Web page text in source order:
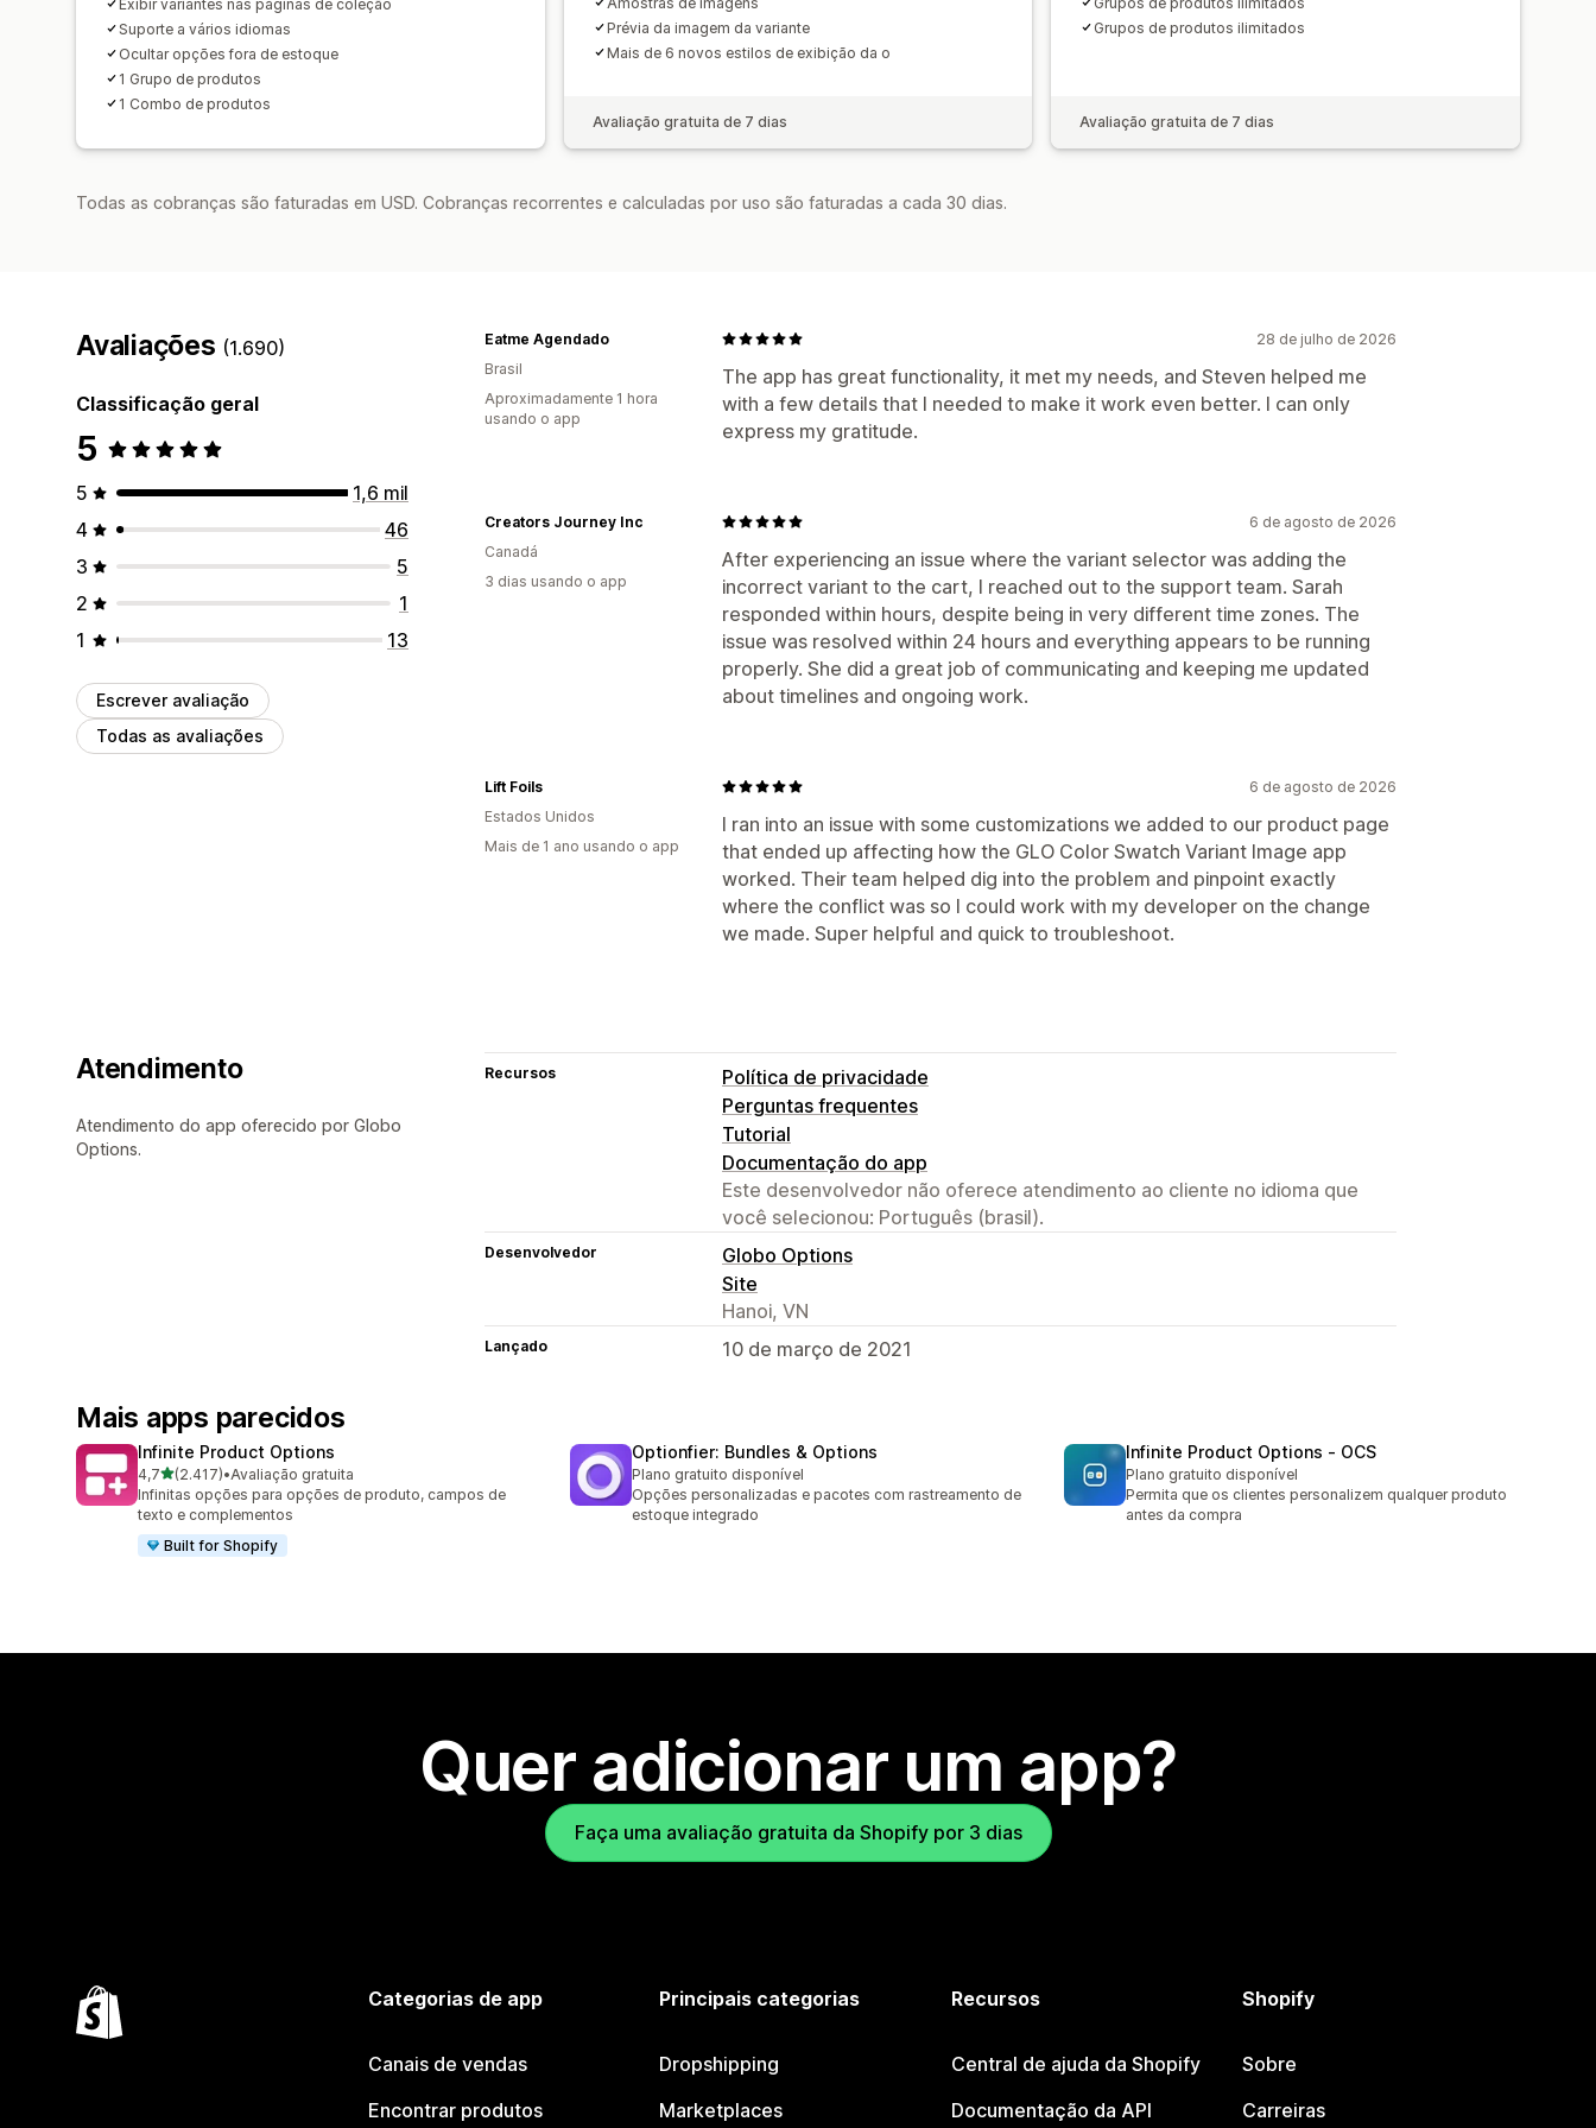
Exibir variantes nas páginas de coleção
Suporte a vários idiomas
Ocultar opções fora de estoque
1 Grupo de produtos
1 Combo de produtos
Prévia da imagem da variante
Mais de 6 novos estilos de exibição da o
Avaliação gratuita de 7 dias
Grupos de produtos ilimitados
Avaliação gratuita de 7 dias
Todas as cobranças são faturadas em USD. Cobranças recorrentes e calculadas por uso são faturadas a cada 30 dias.
Avaliações (1.690)
Classificação geral
5
5
1,6 mil
4
46
3
5
2
1
1
13
Escrever avaliação
Todas as avaliações
28 de julho de 2026
The app has great functionality, it met my needs, and Steven helped me
with a few details that I needed to make it work even better. I can only
express my gratitude.
Eatme Agendado
Brasil
Aproximadamente 1 hora
usando o app
6 de agosto de 2026
After experiencing an issue where the variant selector was adding the
incorrect variant to the cart, I reached out to the support team. Sarah
responded within hours, despite being in very different time zones. The
issue was resolved within 24 hours and everything appears to be running
properly. She did a great job of communicating and keeping me updated
about timelines and ongoing work.
Creators Journey Inc
Canadá
3 dias usando o app
6 de agosto de 2026
I ran into an issue with some customizations we added to our product page
that ended up affecting how the GLO Color Swatch Variant Image app
worked. Their team helped dig into the problem and pinpoint exactly
where the conflict was so I could work with my developer on the change
we made. Super helpful and quick to troubleshoot.
Lift Foils
Estados Unidos
Mais de 1 ano usando o app
Atendimento
Atendimento do app oferecido por Globo
Options.
Recursos
Política de privacidade
Perguntas frequentes
Tutorial
Documentação do app
Este desenvolvedor não oferece atendimento ao cliente no idioma que
você selecionou: Português (brasil).
Desenvolvedor
Globo Options
Site
Hanoi, VN
Lançado 10 de março de 2021
Mais apps parecidos
Infinite Product Options
4,7de 5 estrelas
(2.417)
2417 avaliações ao todo
•Avaliação gratuita
Infinitas opções para opções de produto, campos de
texto e complementos
Built for Shopify
Optionfier: Bundles & Options
Plano gratuito disponível
Opções personalizadas e pacotes com rastreamento de
estoque integrado
Infinite Product Options ‑ OCS
Plano gratuito disponível
Permita que os clientes personalizem qualquer produto
antes da compra
Quer adicionar um app?
Faça uma avaliação gratuita da Shopify por 3 dias
Categorias de app
Canais de vendas
Encontrar produtos
Principais categorias
Dropshipping
Marketplaces
Recursos
Central de ajuda da Shopify
Documentação da API
Shopify
Sobre
Carreiras